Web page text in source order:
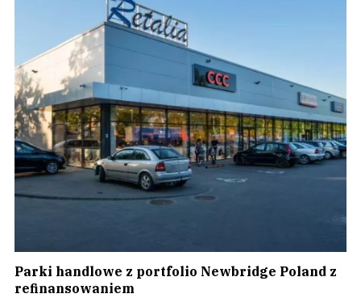
Parki handlowe z portfolio Newbridge Poland z
refinansowaniem